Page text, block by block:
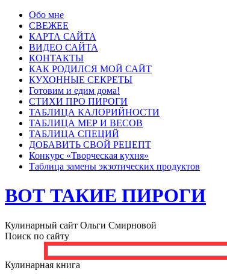
Обо мне
СВЕЖЕЕ
КАРТА САЙТА
ВИДЕО САЙТА
КОНТАКТЫ
КАК РОДИЛСЯ МОЙ САЙТ
КУХОННЫЕ СЕКРЕТЫ
Готовим и едим дома!
СТИХИ ПРО ПИРОГИ
ТАБЛИЦА КАЛОРИЙНОСТИ
ТАБЛИЦА МЕР И ВЕСОВ
ТАБЛИЦА СПЕЦИЙ
ДОБАВИТЬ СВОЙ РЕЦЕПТ
Конкурс «Творческая кухня»
Таблица замены экзотических продуктов
ВОТ ТАКИЕ ПИРОГИ
Кулинарный сайт Ольги Смирновой
Поиск по сайту
Кулинарная книга